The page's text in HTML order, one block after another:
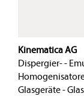
Kinematica AG
Dispergier- -
Glasgeräte -